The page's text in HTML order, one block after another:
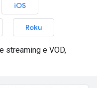
iOS
Roku
streaming e VOD,